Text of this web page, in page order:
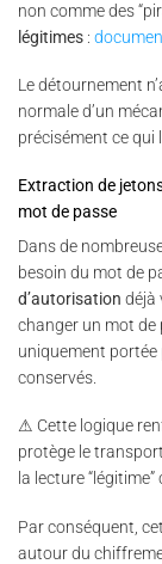
non comme des
légitimes :
Le détournement
normale d’un
précisément ce qui
Extraction de
mot de passe
Dans de
besoin du mot de
d’autorisation déjà
changer un mot de
uniquement
conservés.
⚠ Cette logique
protège le
la lecture
Par conséquent,
autour du